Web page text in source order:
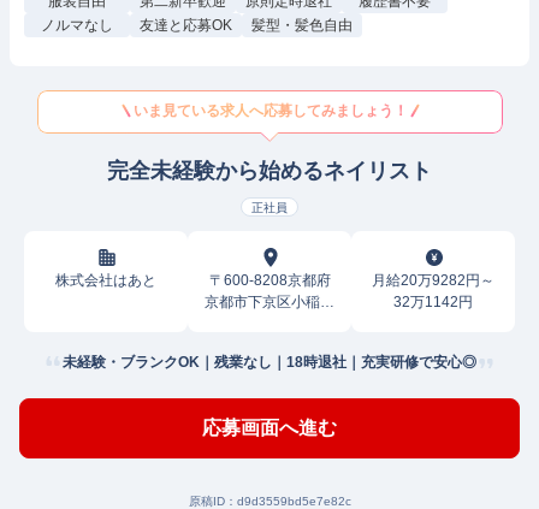
ノルマなし
友達と応募OK 髪型・髪色自由
いま見ている求人へ応募してみましょう！
完全未経験から始める​​ネイリスト
正社員
株式会社はあと
〒600-8208京都府
京都市下京区小稲荷
月給20万9282円～
32万1142円
未経験・ブランクOK｜残業なし｜18時退社｜充実研修で安心◎
応募画面へ進む
原稿ID： d9d3559bd5e7e82c